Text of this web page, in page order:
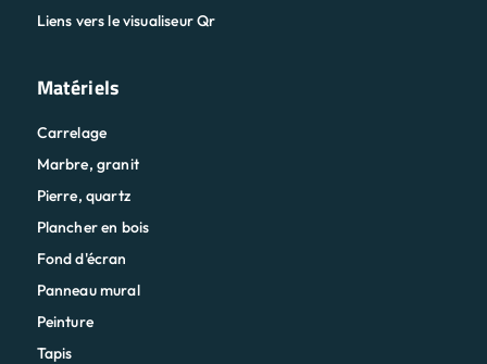
Liens vers le visualiseur Qr
Matériels
Carrelage
Marbre, granit
Pierre, quartz
Plancher en bois
Fond d'écran
Panneau mural
Peinture
Tapis